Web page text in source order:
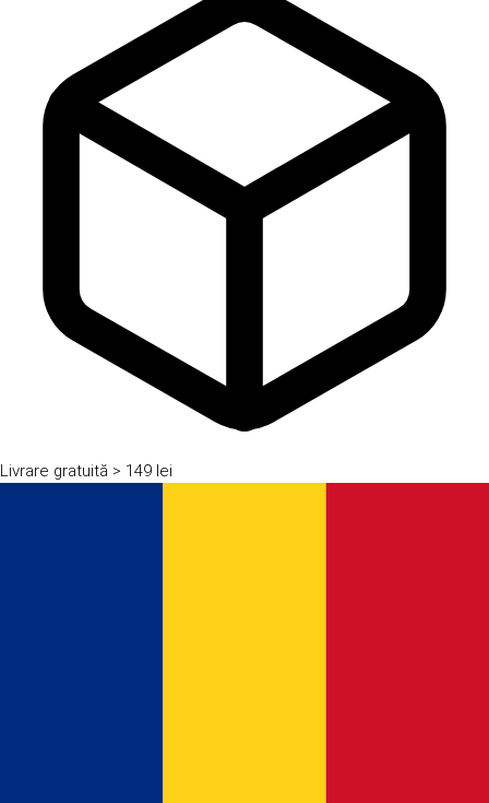
Livrare gratuită > 149 lei